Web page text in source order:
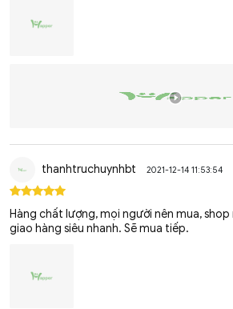
thanhtruchuynhbt 2021-12-14 11:53:54
Hàng chất lượng, mọi người nên mua,
giao hàng siêu nhanh. Sẽ mua tiếp.